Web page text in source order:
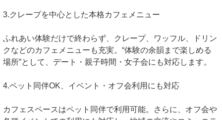
3.クレープを中心とした本格カフェメニュー
ふれあい体験だけで終わらず、クレープ、ワッフル、ドリン
クなどのカフェメニューも充実。“体験の余韻まで楽しめる
場所”として、デート・親子時間・女子会にも対応します。
4.ペット同伴OK、イベント・オフ会利用にも対応
カフェスペースはペット同伴で利用可能。さらに、オフ会や